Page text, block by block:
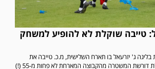
טייבה שוקלת לא להופיע למשחק
ג' יזרעאל בו תארח השלישית, מ.כ. טייבה את
המוליכה, איחוד בני ג'ת דורשת המשטרה מהקבוצה המארחת לא פחות מ-55 (!)